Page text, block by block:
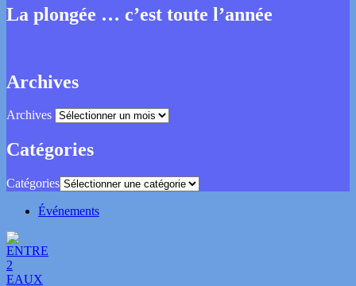
La plongée … c’est toute l’année
Archives
Archives
Catégories
Catégories
Événements